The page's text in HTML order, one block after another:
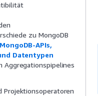
zu MongoDB
APIs,
Datentypen
Aggregationspipelines
Projektionsoperatoren